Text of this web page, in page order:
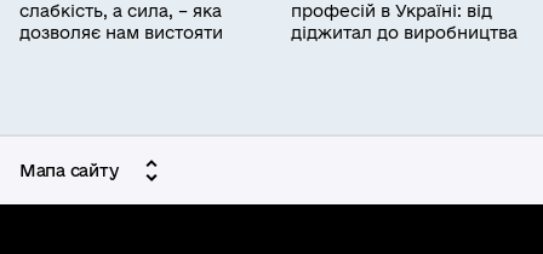
слабкість, а сила, – яка
дозволяє нам вистояти
професій в Україні: від
діджитал до виробництва
Мапа сайту